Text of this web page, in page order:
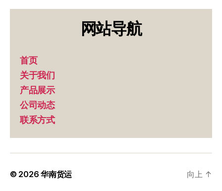
网站导航
首页
关于我们
产品展示
公司动态
联系方式
© 2026华南货运 向上 ↑